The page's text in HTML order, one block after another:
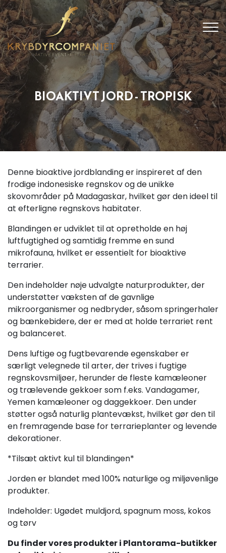
Gå
til
hovedindhold
BIOAKTIVT JORD - TROPISK
Denne bioaktive jordblanding er inspireret af den
frodige indonesiske regnskov og de unikke
skovområder på Madagaskar, hvilket gør den ideel til
at efterligne regnskovs habitater.
Blandingen er udviklet til at opretholde en høj
luftfugtighed og samtidig fremme en sund
mikrofauna, hvilket er essentielt for bioaktive
terrarier.
Den indeholder nøje udvalgte naturprodukter, der
understøtter væksten af de gavnlige
mikroorganismer og nedbryder, såsom springerhaler
og bænkebidere, der er med at holde terrariet rent
og balanceret.
Dens luftige og fugtbevarende egenskaber er
særligt velegnede til arter, der trives i fugtige
regnskovsmiljøer, herunder de fleste kamæleoner
og trælevende gekkoer som f.eks. Vandagamer,
Yemen kamæleoner og daggekkoer. Den under
støtter også naturlig plantevækst, hvilket gør den til
en fremragende base for terrarieplanter og levende
dekorationer.
*Tilsæt aktivt kul til blandingen*
Jorden er blandet med 100% naturlige og miljøvenlige
produkter.
Indeholder: Ugødet muldjord, spagnum moss, kokos
og tørv
Du finder vores produkter i Plantorama-butikker